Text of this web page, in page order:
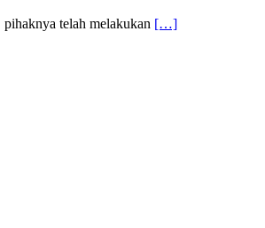
telah melakukan […]